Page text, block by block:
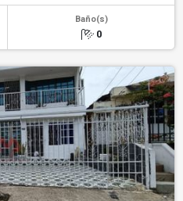
Baño(s)
0